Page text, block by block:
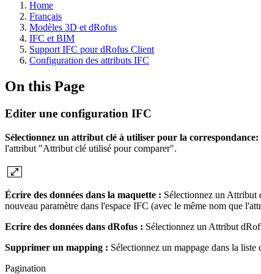
Home
Français
Modèles 3D et dRofus
IFC et BIM
Support IFC pour dRofus Client
Configuration des attributs IFC
On this Page
Editer une configuration IFC
Sélectionnez un attribut clé à utiliser pour la correspondance:
l'attribut "Attribut clé utilisé pour comparer".
Écrire des données dans la maquette : Sélectionnez un Attribut
nouveau paramètre dans l'espace IFC (avec le même nom que
Ecrire des données dans dRofus : Sélectionnez un Attribut
Supprimer un mapping : Sélectionnez un mappage dans la
Pagination